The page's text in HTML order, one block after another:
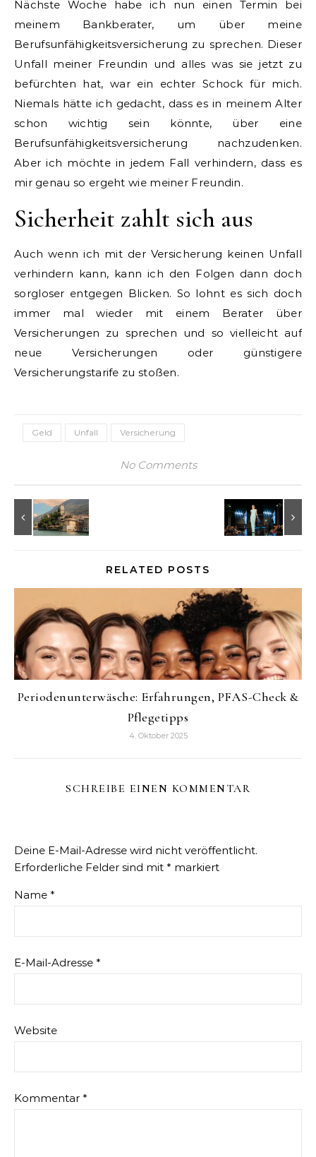
Nächste Woche habe ich nun einen Termin bei
meinem Bankberater, um über meine
Berufsunfähigkeitsversicherung zu sprechen. Dieser
Unfall meiner Freundin und alles was sie jetzt zu
befürchten hat, war ein echter Schock für mich.
Niemals hätte ich gedacht, dass es in meinem Alter
schon wichtig sein könnte, über eine
Berufsunfähigkeitsversicherung nachzudenken.
Aber ich möchte in jedem Fall verhindern, dass es
mir genau so ergeht wie meiner Freundin.
Sicherheit zahlt sich aus
Auch wenn ich mit der Versicherung keinen Unfall
verhindern kann, kann ich den Folgen dann doch
sorgloser entgegen Blicken. So lohnt es sich doch
immer mal wieder mit einem Berater über
Versicherungen zu sprechen und so vielleicht auf
neue Versicherungen oder günstigere
Versicherungstarife zu stoßen.
Geld Unfall Versicherung
No Comments
RELATED POSTS
Periodenunterwäsche: Erfahrungen, PFAS-Check &
Pflegetipps
4. Oktober 2025
SCHREIBE EINEN KOMMENTAR
Deine E-Mail-Adresse wird nicht veröffentlicht.
Erforderliche Felder sind mit * markiert
Name *
E-Mail-Adresse *
Website
Kommentar *